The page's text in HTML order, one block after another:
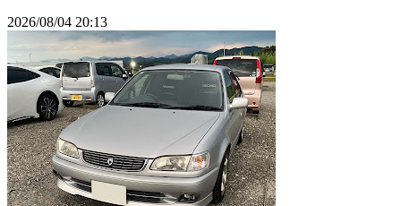
2026/08/04 20:13